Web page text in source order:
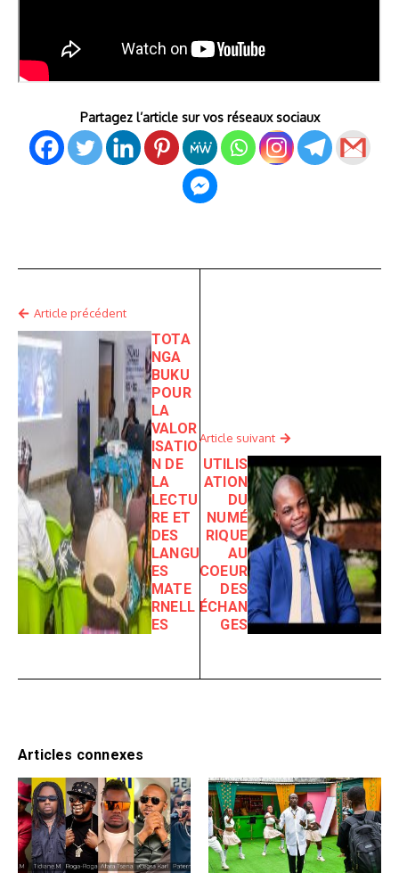
Partagez l’article sur vos réseaux sociaux
Article précédent
TOTA
NGA
BUKU
POUR
LA
VALOR
ISATIO
N DE
LA
LECTU
RE ET
DES
LANGU
ES
MATE
RNELL
ES
Article suivant
UTILIS
ATION
DU
NUMÉ
RIQUE
AU
COEUR
DES
ÉCHAN
GES
Articles connexes